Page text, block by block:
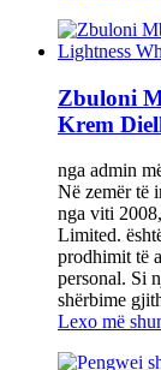
Zbuloni
Krem
nga admin
Në zemër të
nga viti
Limited.
prodhimit të
personal. Si
shërbime
Lexo më